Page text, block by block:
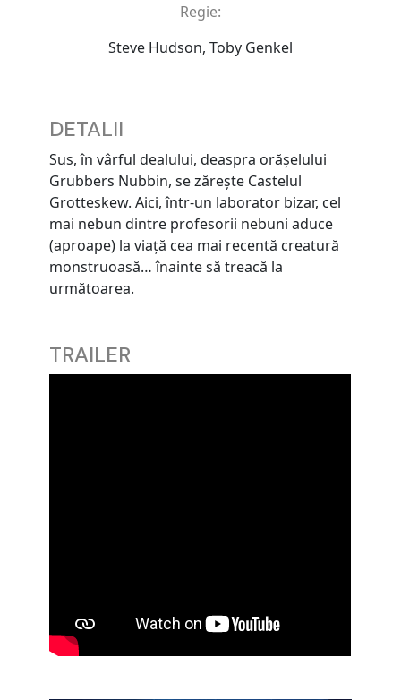
Regie:
Steve Hudson, Toby Genkel
DETALII
Sus, în vârful dealului, deaspra orășelului
Grubbers Nubbin, se zărește Castelul
Grotteskew. Aici, într-un laborator bizar, cel
mai nebun dintre profesorii nebuni aduce
(aproape) la viață cea mai recentă creatură
monstruoasă… înainte să treacă la
următoarea.
TRAILER